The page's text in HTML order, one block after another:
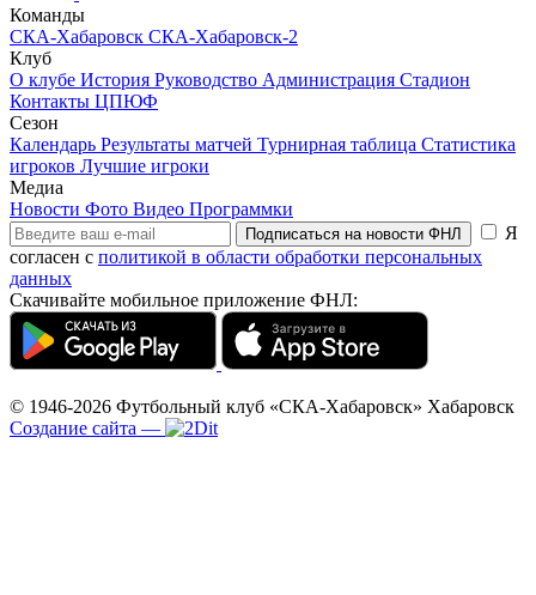
Команды
СКА-Хабаровск СКА-Хабаровск-2
Клуб
О клубе История Руководство Администрация Стадион
Контакты ЦПЮФ
Сезон
Календарь Результаты матчей Турнирная таблица Статистика
игроков Лучшие игроки
Медиа
Новости Фото Видео Программки
Подписаться на новости ФНЛ
Я
согласен с политикой в области обработки персональных
данных
Скачивайте мобильное приложение ФНЛ:
© 1946-2026 Футбольный клуб «СКА-Хабаровск» Хабаровск
Создание сайта —